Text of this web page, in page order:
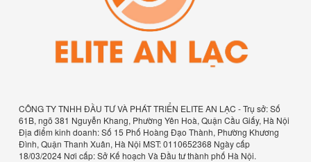
CÔNG TY TNHH ĐẦU TƯ VÀ PHÁT TRIỂN ELITE AN LẠC - Trụ sở: Số
61B, ngõ 381 Nguyễn Khang, Phường Yên Hoà, Quận Cầu Giấy, Hà Nội
Địa điểm kinh doanh: Số 15 Phố Hoàng Đạo Thành, Phường Khương
Đình, Quận Thanh Xuân, Hà Nội MST: 0110652368 Ngày cấp
18/03/2024 Nơi cấp: Sở Kế hoạch Và Đầu tư thành phố Hà Nội.